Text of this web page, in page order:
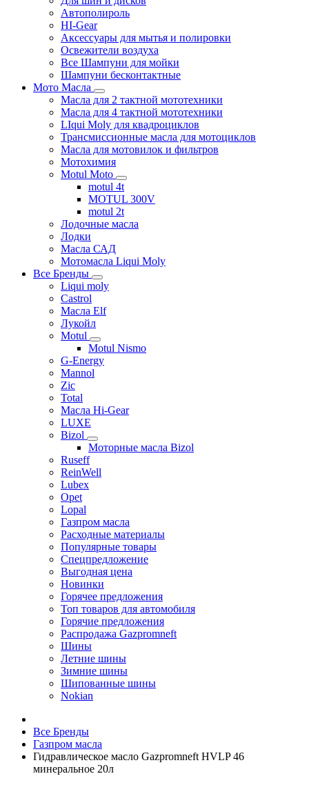
Автополироль
HI-Gear
Аксессуары для мытья и полировки
Освежители воздуха
Все Шампуни для мойки
Шампуни бесконтактные
Мото Масла
Масла для 2 тактной мототехники
Масла для 4 тактной мототехники
LIqui Moly для квадроциклов
Трансмиссионные масла для мотоциклов
Масла для мотовилок и фильтров
Мотохимия
Motul Moto
motul 4t
MOTUL 300V
motul 2t
Лодочные масла
Лодки
Масла САД
Мотомасла Liqui Moly
Все Бренды
Liqui moly
Castrol
Масла Elf
Лукойл
Motul
Motul Nismo
G-Energy
Mannol
Zic
Total
Масла Hi-Gear
LUXE
Bizol
Моторные масла Bizol
Ruseff
ReinWell
Lubex
Opet
Lopal
Газпром масла
Расходные материалы
Популярные товары
Спецпредложение
Выгодная цена
Новинки
Горячее предложения
Топ товаров для автомобиля
Горячие предложения
Распродажа Gazpromneft
Шины
Летние шины
Зимние шины
Шипованные шины
Nokian
Все Бренды
Газпром масла
Гидравлическое масло Gazpromneft HVLP 46
минеральное 20л